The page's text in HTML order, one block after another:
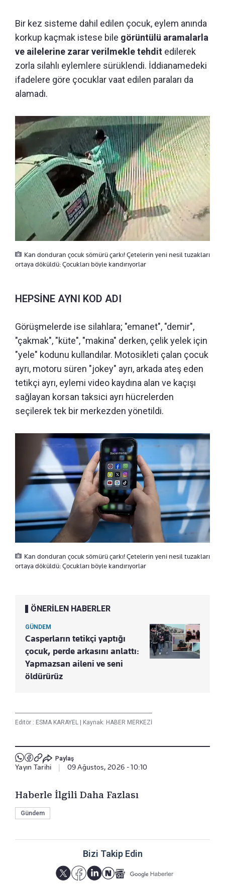
Bir kez sisteme dahil edilen çocuk, eylem anında
korkup kaçmak istese bile görüntülü aramalarla
ve ailelerine zarar verilmekle tehdit edilerek
zorla silahlı eylemlere sürüklendi. İddianamedeki
ifadelere göre çocuklar vaat edilen paraları da
alamadı.
Kan donduran çocuk sömürü çarkı! Çetelerin yeni nesil tuzakları
ortaya döküldü: Çocukları böyle kandırıyorlar
HEPSİNE AYNI KOD ADI
Görüşmelerde ise silahlara; "emanet", "demir",
"çakmak", "küte", "makina" derken, çelik yelek için
"yele" kodunu kullandılar. Motosikleti çalan çocuk
ayrı, motoru süren "jokey" ayrı, arkada ateş eden
tetikçi ayrı, eylemi video kaydına alan ve kaçışı
sağlayan korsan taksici ayrı hücrelerden
seçilerek tek bir merkezden yönetildi.
Kan donduran çocuk sömürü çarkı! Çetelerin yeni nesil tuzakları
ortaya döküldü: Çocukları böyle kandırıyorlar
ÖNERİLEN HABERLER
GÜNDEM
Casperların tetikçi yaptığı
çocuk, perde arkasını anlattı:
Yapmazsan aileni ve seni
öldürürüz
Editör : ESMA KARAYEL Kaynak: HABER MERKEZİ
Paylaş
Yayın Tarihi 09 Ağustos, 2026 - 10:10
Haberle İlgili Daha Fazlası
Gündem
Bizi Takip Edin